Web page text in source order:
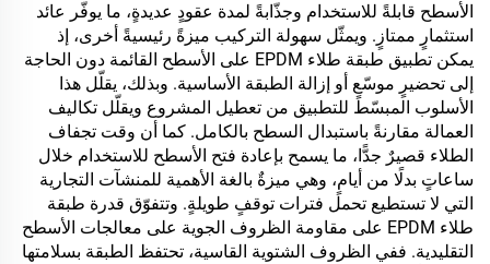
الأسطح قابلةً للاستخدام وجذّابةً لمدة عقودٍ عديدةٍ، ما يوفّر عائد
استثمارٍ ممتازٍ. ويمثّل سهولة التركيب ميزةً رئيسيةً أخرى، إذ
يمكن تطبيق طبقة طلاء EPDM على الأسطح القائمة دون الحاجة
إلى تحضيرٍ موسّعٍ أو إزالة الطبقة الأساسية. وبذلك، يقلّل هذا
الأسلوب المبسّط للتطبيق من تعطيل المشروع ويقلّل تكاليف
العمالة مقارنةً باستبدال السطح بالكامل. كما أن وقت تجفاف
الطلاء قصيرٌ جدًّا، ما يسمح بإعادة فتح الأسطح للاستخدام خلال
ساعاتٍ بدلًا من أيامٍ، وهي ميزةٌ بالغة الأهمية للمنشآت التجارية
التي لا تستطيع تحمل فترات توقفٍ طويلةٍ. وتتفوّق قدرة طبقة
طلاء EPDM على مقاومة الظروف الجوية على معالجات الأسطح
التقليدية. ففي الظروف الشتوية القاسية، تحتفظ الطبقة بسلامتها